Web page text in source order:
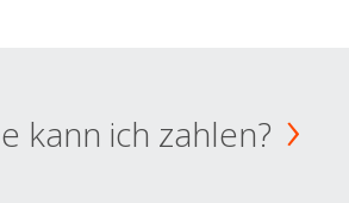
kann ich zahlen?